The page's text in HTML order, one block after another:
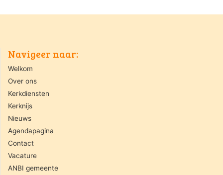
Navigeer naar:
Welkom
Over ons
Kerkdiensten
Kerknijs
Nieuws
Agendapagina
Contact
Vacature
ANBI gemeente